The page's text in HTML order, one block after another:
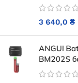
273
ДОДАТИ
3 640,0 ₴
ANGUI
BM202S